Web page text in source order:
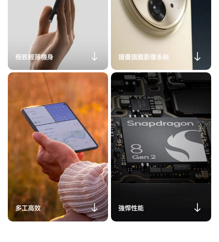
極致輕薄機身 摺疊旗艦影像系統
多工高效 強悍性能